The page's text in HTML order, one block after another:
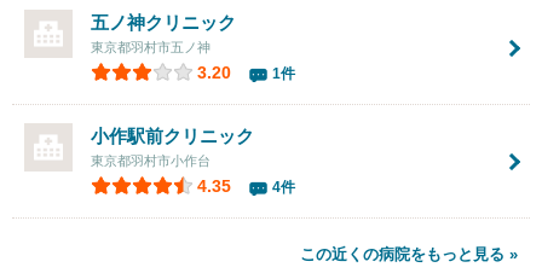
五ノ神クリニック
東京都羽村市五ノ神
3.20 1件
小作駅前クリニック
東京都羽村市小作台
4.35 4件
この近くの病院をもっと見る »